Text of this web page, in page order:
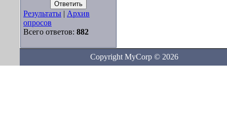
Результаты | Архив
опросов
Всего ответов: 882
Copyright MyCorp © 2026